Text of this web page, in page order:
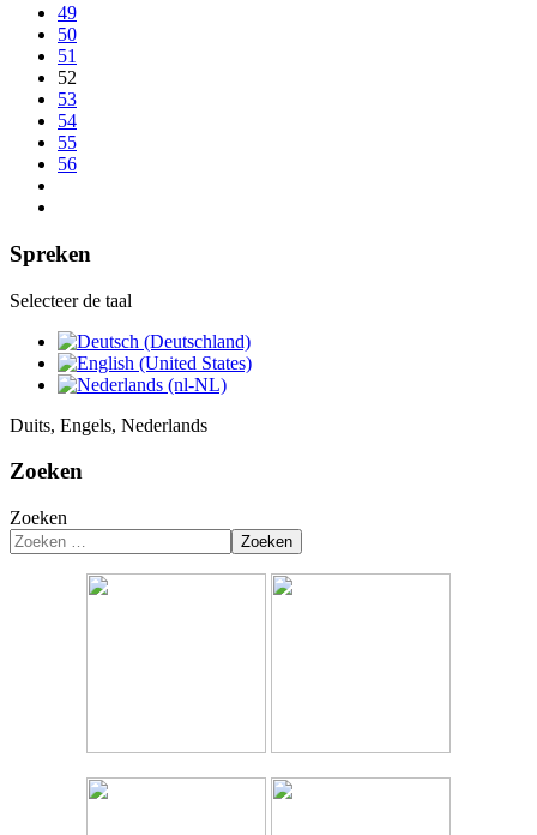
49
50
51
52
53
54
55
56
Spreken
Selecteer de taal
Duits, Engels, Nederlands
Zoeken
Zoeken
Zoeken